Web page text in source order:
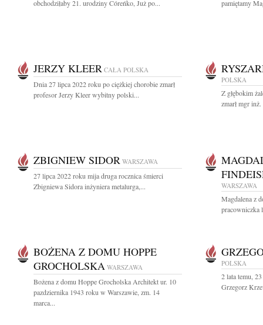
obchodziłaby 21. urodziny Córeńko, Już po...
pamiętamy
JERZY KLEER CAŁA POLSKA
Dnia 27 lipca 2022 roku po ciężkiej chorobie zmarł
profesor Jerzy Kleer wybitny polski...
POLSKA
Z głębokim
zmarł mgr
ZBIGNIEW SIDOR WARSZAWA
27 lipca 2022 roku mija druga rocznica śmierci
Zbigniewa Sidora inżyniera metalurga,...
WARSZAWA
Magdalena z
pracowniczka
BOŻENA Z DOMU HOPPE
GROCHOLSKA WARSZAWA
Bożena z domu Hoppe Grocholska Architekt ur. 10
pazdziernika 1943 roku w Warszawie, zm. 14
marca...
POLSKA
2 lata temu,
Grzegorz